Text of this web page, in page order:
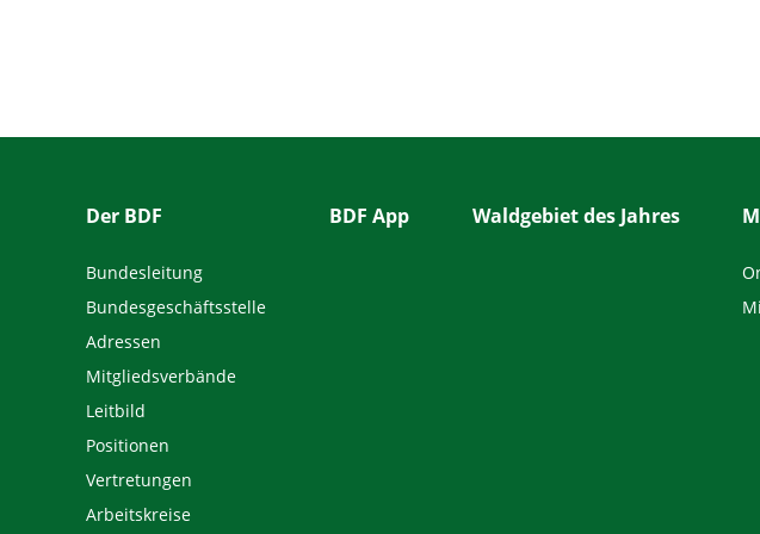
Der BDF
Bundesleitung
Bundesgeschäftsstelle
Adressen
Mitgliedsverbände
Leitbild
Positionen
Vertretungen
Arbeitskreise
BDF App Waldgebiet des Jahres